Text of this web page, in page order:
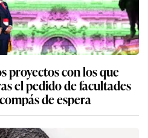
proyectos con los que
el pedido de facultades
de espera